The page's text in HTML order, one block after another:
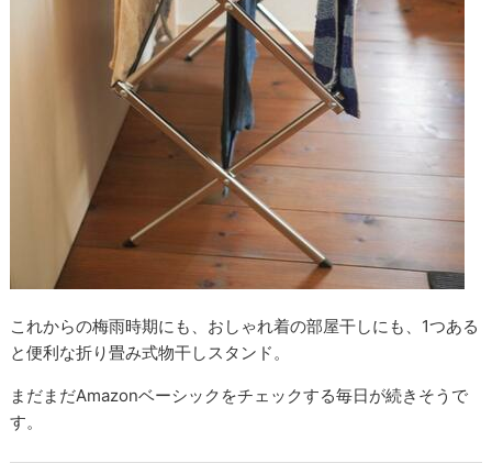
これからの梅雨時期にも、おしゃれ着の部屋干しにも、1つある
と便利な折り畳み式物干しスタンド。
まだまだAmazonベーシックをチェックする毎日が続きそうで
す。